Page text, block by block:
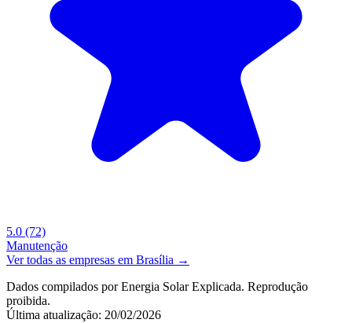
5.0 (72)
Manutenção
Ver todas as empresas em Brasília →
Dados compilados por Energia Solar Explicada. Reprodução
proibida.
Última atualização: 20/02/2026